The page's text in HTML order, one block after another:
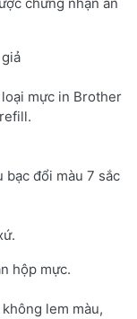
mực in Brother
bạc đổi màu 7 sắc
hộp mực.
lem màu,